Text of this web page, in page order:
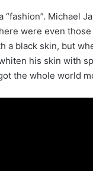
Michael
were even
black skin, but
his skin with
the whole world